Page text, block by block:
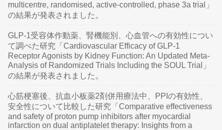
multicentre, randomised, active-controlled, phase 3a trial」
の結果が発表されました。
GLP-1受容体作動薬、腎機能別、心血管への有効性につい
て調べた研究「Cardiovascular Efficacy of GLP-1
Receptor Agonists by Kidney Function: An Updated Meta-
Analysis of Randomized Trials Including the SOUL Trial」
の結果が発表されました。
心筋梗塞後、抗血小板薬2剤併用療法中、PPIの有効性、
安全性について比較した研究「Comparative effectiveness
and safety of proton pump inhibitors after myocardial
infarction on dual antiplatelet therapy: Insights from a